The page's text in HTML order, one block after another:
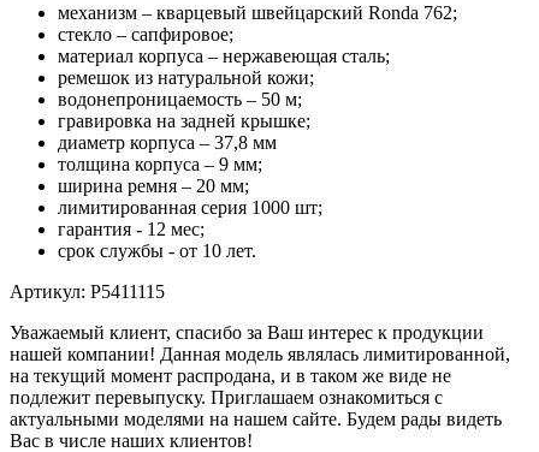
механизм – кварцевый швейцарский Ronda 762;
стекло – сапфировое;
материал корпуса – нержавеющая сталь;
ремешок из натуральной кожи;
водонепроницаемость – 50 м;
гравировка на задней крышке;
диаметр корпуса – 37,8 мм
толщина корпуса – 9 мм;
ширина ремня – 20 мм;
лимитированная серия 1000 шт;
гарантия - 12 мес;
срок службы - от 10 лет.
Артикул: P5411115
Уважаемый клиент, спасибо за Ваш интерес к продукции
нашей компании! Данная модель являлась лимитированной,
на текущий момент распродана, и в таком же виде не
подлежит перевыпуску. Приглашаем ознакомиться с
актуальными моделями на нашем сайте. Будем рады видеть
Вас в числе наших клиентов!